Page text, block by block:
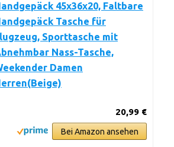
45x36x20, Faltbare
Tasche für
Sporttasche mit
Nass-Tasche,
Damen
20,99 €
Bei Amazon ansehen